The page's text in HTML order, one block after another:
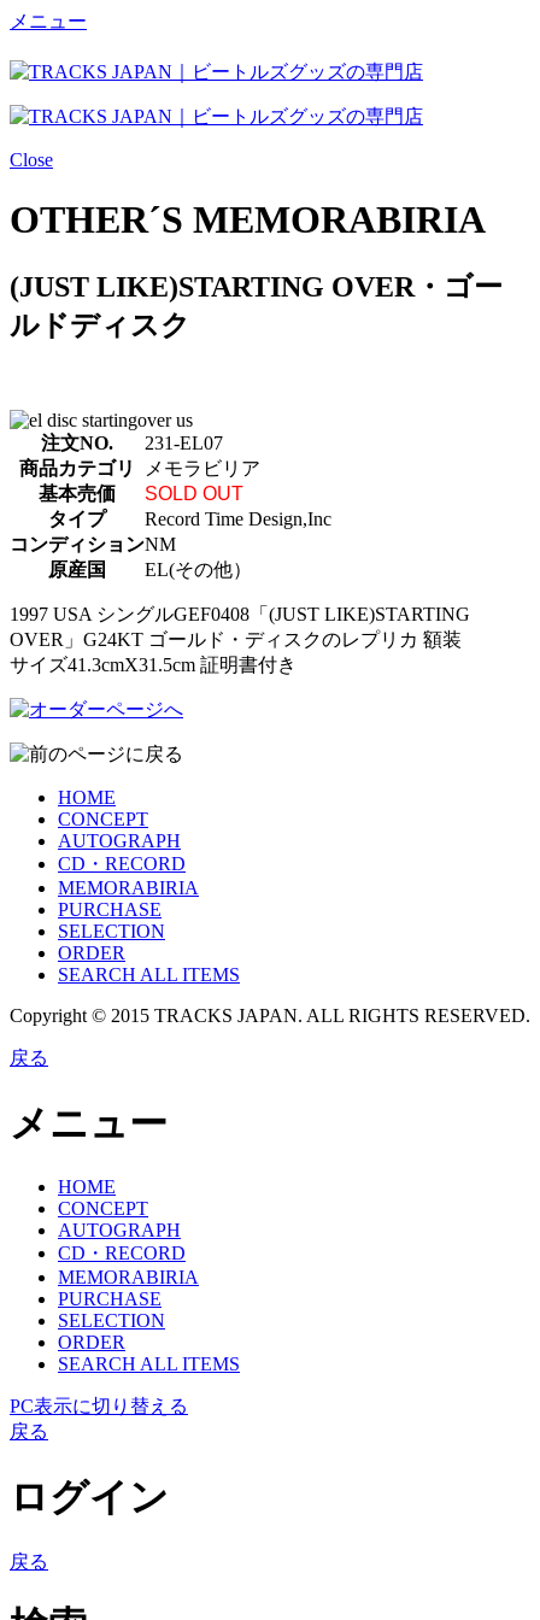
メニュー
Close
OTHER´S MEMORABIRIA
(JUST LIKE)STARTING OVER・ゴー
ルドディスク
注文NO.
231-EL07
商品カテゴリ
メモラビリア
基本売価
SOLD OUT
タイプ
Record Time Design,Inc
コンディションNM
原産国
EL(その他）
1997 USA シングルGEF0408「(JUST LIKE)STARTING
OVER」G24KT ゴールド・ディスクのレプリカ 額装
サイズ41.3cmX31.5cm 証明書付き
HOME
CONCEPT
AUTOGRAPH
CD・RECORD
MEMORABIRIA
PURCHASE
SELECTION
ORDER
SEARCH ALL ITEMS
Copyright © 2015 TRACKS JAPAN. ALL RIGHTS RESERVED.
戻る
メニュー
HOME
CONCEPT
AUTOGRAPH
CD・RECORD
MEMORABIRIA
PURCHASE
SELECTION
ORDER
SEARCH ALL ITEMS
PC表示に切り替える
戻る
ログイン
戻る